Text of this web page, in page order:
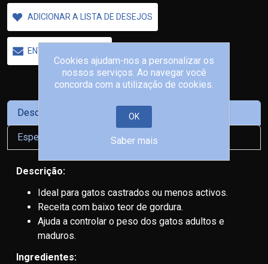
ADICIONAR A LISTA DE DESEJOS
ENVIAR A UM AMIGO
Descrição
Especificações Dos Produtos
Descrição:
Ideal para gatos castrados ou menos activos.
Receita com baixo teor de gordura.
Ajuda a controlar o peso dos gatos adultos e
maduros.
Ingredientes:
Cookies ajudam-nos a personalizar os
nossos serviços. Ao navegar você
concorda com a utilização de cookies.
OK
Saber mais